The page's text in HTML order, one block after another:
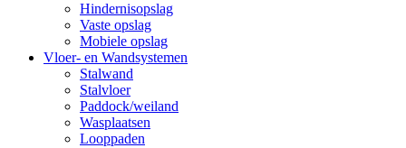
Hindernisopslag
Vaste opslag
Mobiele opslag
Vloer- en Wandsystemen
Stalwand
Stalvloer
Paddock/weiland
Wasplaatsen
Looppaden